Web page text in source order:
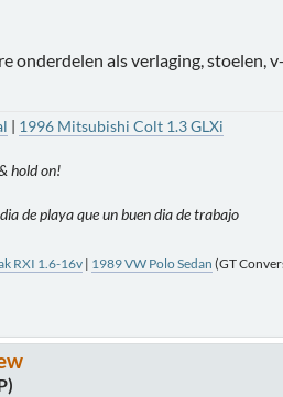
onderdelen als verlaging, stoelen,
| 1996 Mitsubishi Colt 1.3 GLXi
hold on!
de playa que un buen dia de trabajo
RXI 1.6-16v | 1989 VW Polo Sedan (GT